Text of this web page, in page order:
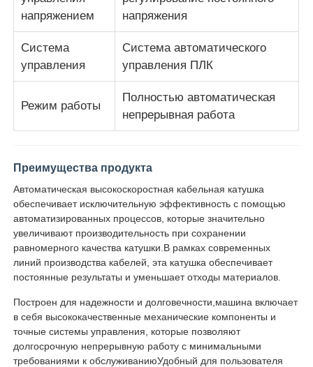
Парная крутильная машина
провод кладя машину
перемоточная машина
перетаскивание с машины
кабельная катушка
стриппинг-экструзионная машина
напряжением
напряжения
Система
управления
Система автоматического
управления ПЛК
Режим работы
Полностью автоматическая
непрерывная работа
Преимущества продукта
Автоматическая высокоскоростная кабельная катушка
обеспечивает исключительную эффективность с помощью
автоматизированных процессов, которые значительно
увеличивают производительность при сохранении
равномерного качества катушки.В рамках современных
линий производства кабелей, эта катушка обеспечивает
постоянные результаты и уменьшает отходы материалов.
Построен для надежности и долговечности,машина включает
в себя высококачественные механические компоненты и
точные системы управления, которые позволяют
долгосрочную непрерывную работу с минимальными
требованиями к обслуживаниюУдобный для пользователя